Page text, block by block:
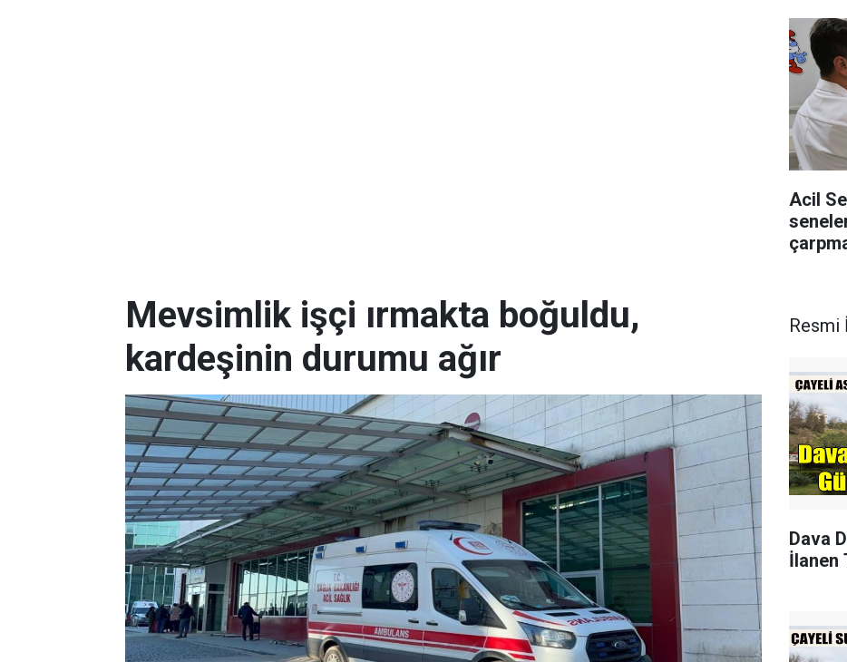
Acil
Mevsimlik işçi ırmakta boğuldu,
kardeşinin durumu ağır
Resmi
Dava
İlanen